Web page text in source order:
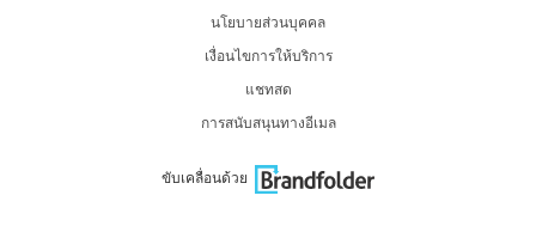
นโยบายส่วนบุคคล
เงื่อนไขการให้บริการ
แชทสด
การสนับสนุนทางอีเมล
ขับเคลื่อนด้วย